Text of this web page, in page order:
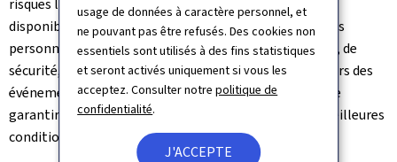
usage de données à caractère personnel, et
ne pouvant pas être refusés. Des cookies non
essentiels sont utilisés à des fins statistiques
et seront activés uniquement si vous les
acceptez. Consulter notrepolitique de
confidentialité.
J'ACCEPTE
risques liés à la chaleur, à l'information du public, à la
disponibilité de points d'eau ainsi qu'à la protection des
personnes les plus vulnérables. Les services de secours, de
sécurité, les autorités locales ainsi que les organisateurs des
événements travaillent en étroite coordination afin de
garantir le bon déroulement des festivités dans les meilleures
conditions de sécurité possibles.